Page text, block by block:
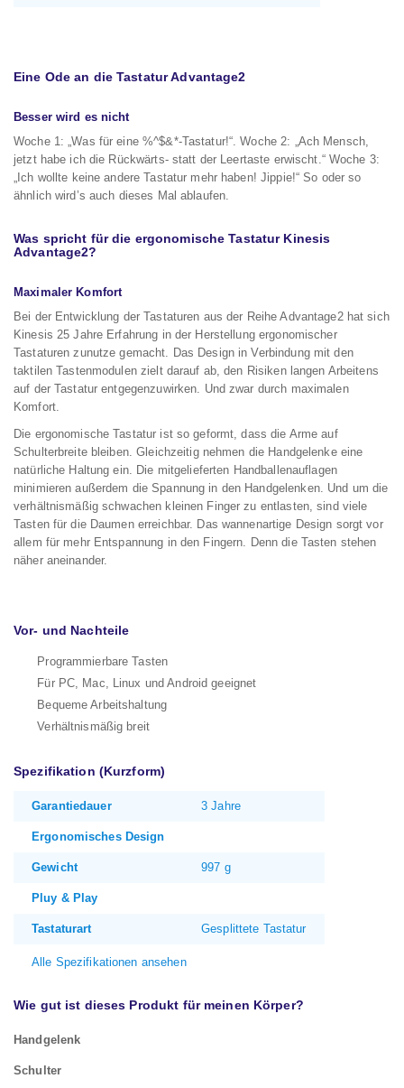
Eine Ode an die Tastatur Advantage2
Besser wird es nicht
Woche 1: „Was für eine %^$&*-Tastatur!“. Woche 2: „Ach Mensch,
jetzt habe ich die Rückwärts- statt der Leertaste erwischt.“ Woche 3:
„Ich wollte keine andere Tastatur mehr haben! Jippie!“ So oder so
ähnlich wird’s auch dieses Mal ablaufen.
Was spricht für die ergonomische Tastatur Kinesis
Advantage2?
Maximaler Komfort
Bei der Entwicklung der Tastaturen aus der Reihe Advantage2 hat sich
Kinesis 25 Jahre Erfahrung in der Herstellung ergonomischer
Tastaturen zunutze gemacht. Das Design in Verbindung mit den
taktilen Tastenmodulen zielt darauf ab, den Risiken langen Arbeitens
auf der Tastatur entgegenzuwirken. Und zwar durch maximalen
Komfort.
Die ergonomische Tastatur ist so geformt, dass die Arme auf
Schulterbreite bleiben. Gleichzeitig nehmen die Handgelenke eine
natürliche Haltung ein. Die mitgelieferten Handballenauflagen
minimieren außerdem die Spannung in den Handgelenken. Und um die
verhältnismäßig schwachen kleinen Finger zu entlasten, sind viele
Tasten für die Daumen erreichbar. Das wannenartige Design sorgt vor
allem für mehr Entspannung in den Fingern. Denn die Tasten stehen
näher aneinander.
Vor- und Nachteile
Programmierbare Tasten
Für PC, Mac, Linux und Android geeignet
Bequeme Arbeitshaltung
Verhältnismäßig breit
Spezifikation (Kurzform)
Garantiedauer 3 Jahre
Ergonomisches Design
Gewicht 997 g
Pluy & Play
Tastaturart Gesplittete Tastatur
Alle Spezifikationen ansehen
Wie gut ist dieses Produkt für meinen Körper?
Handgelenk
Schulter